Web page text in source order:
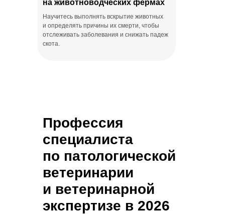
Научитесь выполнять вскрытие животных
и определять причины их смерти, чтобы
отслеживать заболевания и снижать падеж
скота.
на животноводческих фермах
Профессия
специалиста
по патологической
ветеринарии
и ветеринарной
экспертизе в 2026